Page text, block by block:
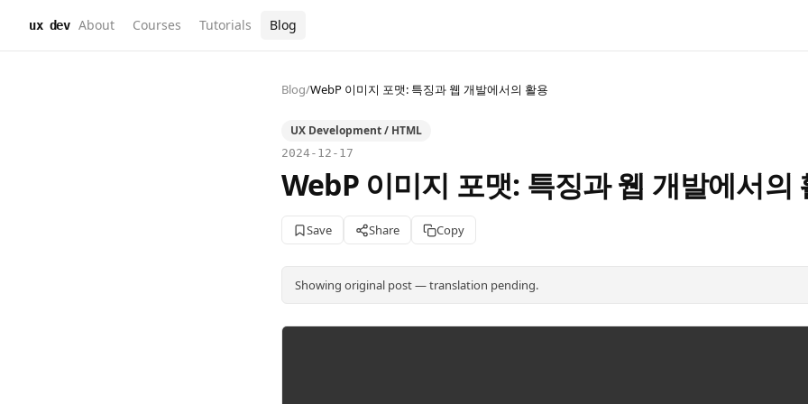
ux dev About Courses Tutorials Blog
Blog/WebP 이미지 포맷: 특징과 웹 개발에서의 활용
UX Development / HTML
2024-12-17
WebP 이미지 포맷: 특징과 웹 개발에서의
Save Share Copy
Showing original post — translation pending.